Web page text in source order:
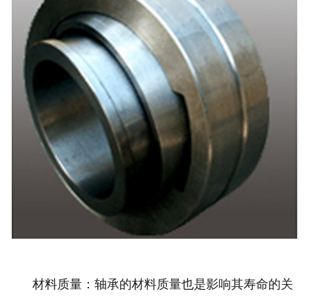
材料质量：轴承的材料质量也是影响其寿命的关